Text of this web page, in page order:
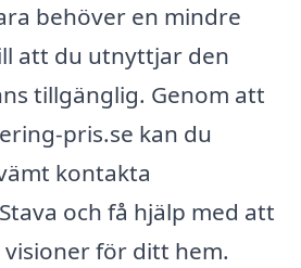
behöver en mindre
att du utnyttjar den
tillgänglig. Genom att
pris.se kan du
kontakta
och få hjälp med att
för ditt hem.